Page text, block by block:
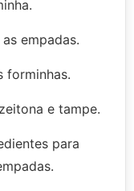
empadas.
forminhas.
e tampe.
para